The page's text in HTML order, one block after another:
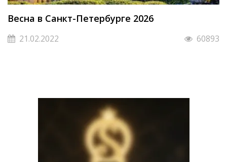
Весна в Санкт-Петербурге 2026
21.02.2022 60893